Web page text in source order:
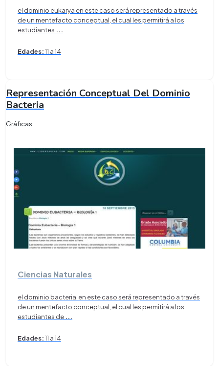
el dominio eukarya en este caso será representado a través
de un mentefacto conceptual, el cual les permitirá a los
estudiantes ...
Edades:11 a 14
Representación Conceptual Del Dominio
Bacteria
Gráficas
Ciencias Naturales
el dominio bacteria en este caso será representado a través
de un mentefacto conceptual, el cual les permitirá a los
estudiantes de ...
Edades:11 a 14